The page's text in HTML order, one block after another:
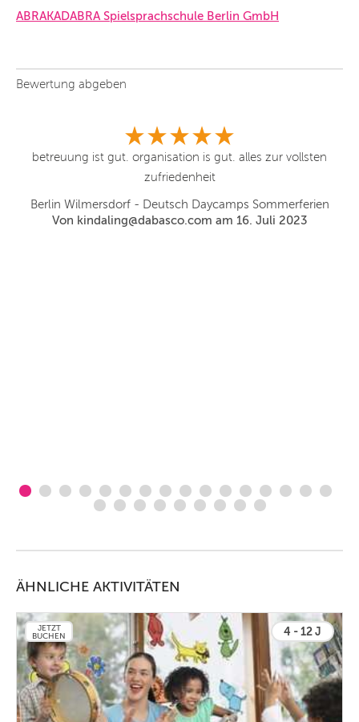
ABRAKADABRA Spiel­sprach­schu­le Ber­lin GmbH
Bewertung abgeben
betreuung ist gut. organisation is gut. alles zur vollsten
zufriedenheit
Berlin Wilmersdorf - Deutsch Daycamps Sommerferien
Von kindaling@dabasco.com am 16. Juli 2023
ÄHNLICHE AKTIVITÄTEN
JETZT
BUCHEN
4 - 12 J